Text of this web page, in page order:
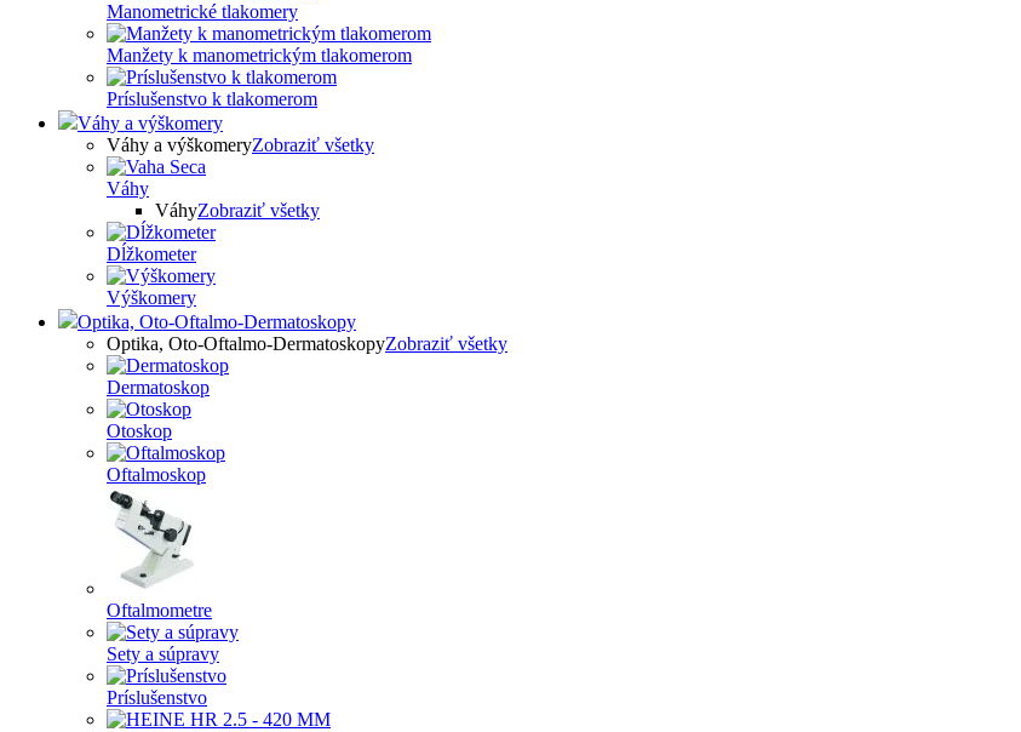
Manometrické tlakomery
Manžety k manometrickým tlakomerom
Príslušenstvo k tlakomerom
Váhy a výškomery
Váhy a výškomeryZobraziť všetky
Váhy
VáhyZobraziť všetky
Dĺžkometer
Výškomery
Optika, Oto-Oftalmo-Dermatoskopy
Optika, Oto-Oftalmo-DermatoskopyZobraziť všetky
Dermatoskop
Otoskop
Oftalmoskop
Oftalmometre
Sety a súpravy
Príslušenstvo